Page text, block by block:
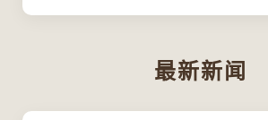
最新新闻